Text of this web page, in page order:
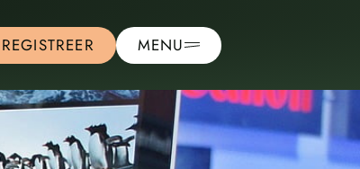
REGISTREER MENU